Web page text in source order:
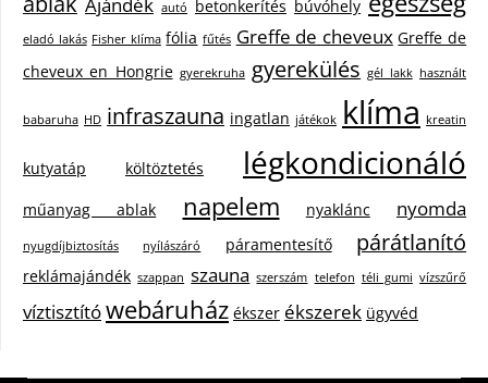
autó betonkerítés búvóhely
eladó lakás Fisher klíma fólia fűtés Greffe de cheveux Greffe de
cheveux en Hongrie gyerekruha gyerekülés gél lakk használt
babaruha HD infraszauna ingatlan játékok klíma kreatin
kutyatáp költöztetés légkondicionáló
műanyag ablak napelem nyaklánc nyomda
nyugdíjbiztosítás nyílászáró páramentesítő párátlanító
reklámajándék szappan szauna szerszám telefon téli gumi vízszűrő
víztisztítówebáruház ékszer ékszerek ügyvéd